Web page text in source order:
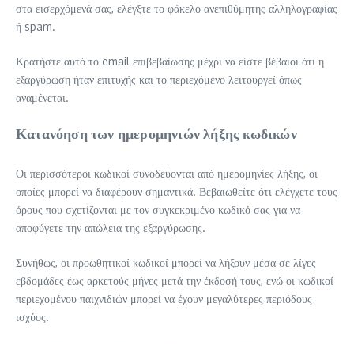
στα εισερχόμενά σας, ελέγξτε το φάκελο ανεπιθύμητης αλληλογραφίας
ή spam.
Κρατήστε αυτό το email επιβεβαίωσης μέχρι να είστε βέβαιοι ότι η
εξαργύρωση ήταν επιτυχής και το περιεχόμενο λειτουργεί όπως
αναμένεται.
Κατανόηση των ημερομηνιών λήξης κωδικών
Οι περισσότεροι κωδικοί συνοδεύονται από ημερομηνίες λήξης, οι
οποίες μπορεί να διαφέρουν σημαντικά. Βεβαιωθείτε ότι ελέγχετε τους
όρους που σχετίζονται με τον συγκεκριμένο κωδικό σας για να
αποφύγετε την απώλεια της εξαργύρωσης.
Συνήθως, οι προωθητικοί κωδικοί μπορεί να λήξουν μέσα σε λίγες
εβδομάδες έως αρκετούς μήνες μετά την έκδοσή τους, ενώ οι κωδικοί
περιεχομένου παιχνιδιών μπορεί να έχουν μεγαλύτερες περιόδους
ισχύος.